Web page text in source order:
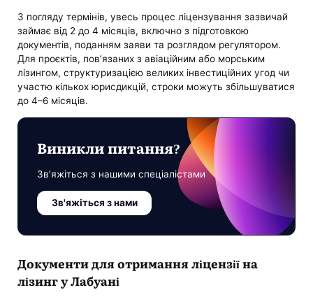
З погляду термінів, увесь процес ліцензування зазвичай
займає від 2 до 4 місяців, включно з підготовкою
документів, поданням заяви та розглядом регулятором.
Для проєктів, пов’язаних з авіаційним або морським
лізингом, структуризацією великих інвестиційних угод чи
участю кількох юрисдикцій, строки можуть збільшуватися
до 4–6 місяців.
Виникли питання?
Зв’яжіться з нашими спеціалістами
Зв'яжіться з нами
Документи для отримання ліцензії на
лізинг у Лабуані